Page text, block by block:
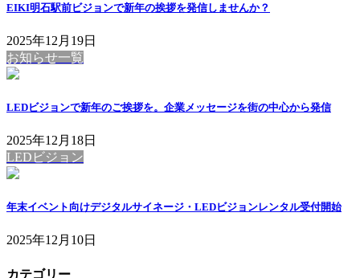
EIKI明石駅前ビジョンで新年の挨拶を発信しませんか？
2025年12月19日
お知らせ一覧
LEDビジョンで新年のご挨拶を。企業メッセージを街の中心から発信
2025年12月18日
LEDビジョン
年末イベント向けデジタルサイネージ・LEDビジョンレンタル受付開始
2025年12月10日
カテゴリー